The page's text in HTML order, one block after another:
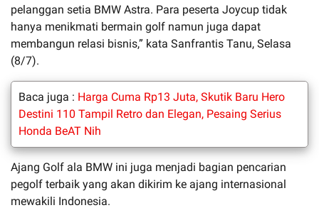
pelanggan setia BMW Astra. Para peserta Joycup tidak
hanya menikmati bermain golf namun juga dapat
membangun relasi bisnis,” kata Sanfrantis Tanu, Selasa
(8/7).
Baca juga : Harga Cuma Rp13 Juta, Skutik Baru Hero
Destini 110 Tampil Retro dan Elegan, Pesaing Serius
Honda BeAT Nih
Ajang Golf ala BMW ini juga menjadi bagian pencarian
pegolf terbaik yang akan dikirim ke ajang internasional
mewakili Indonesia.